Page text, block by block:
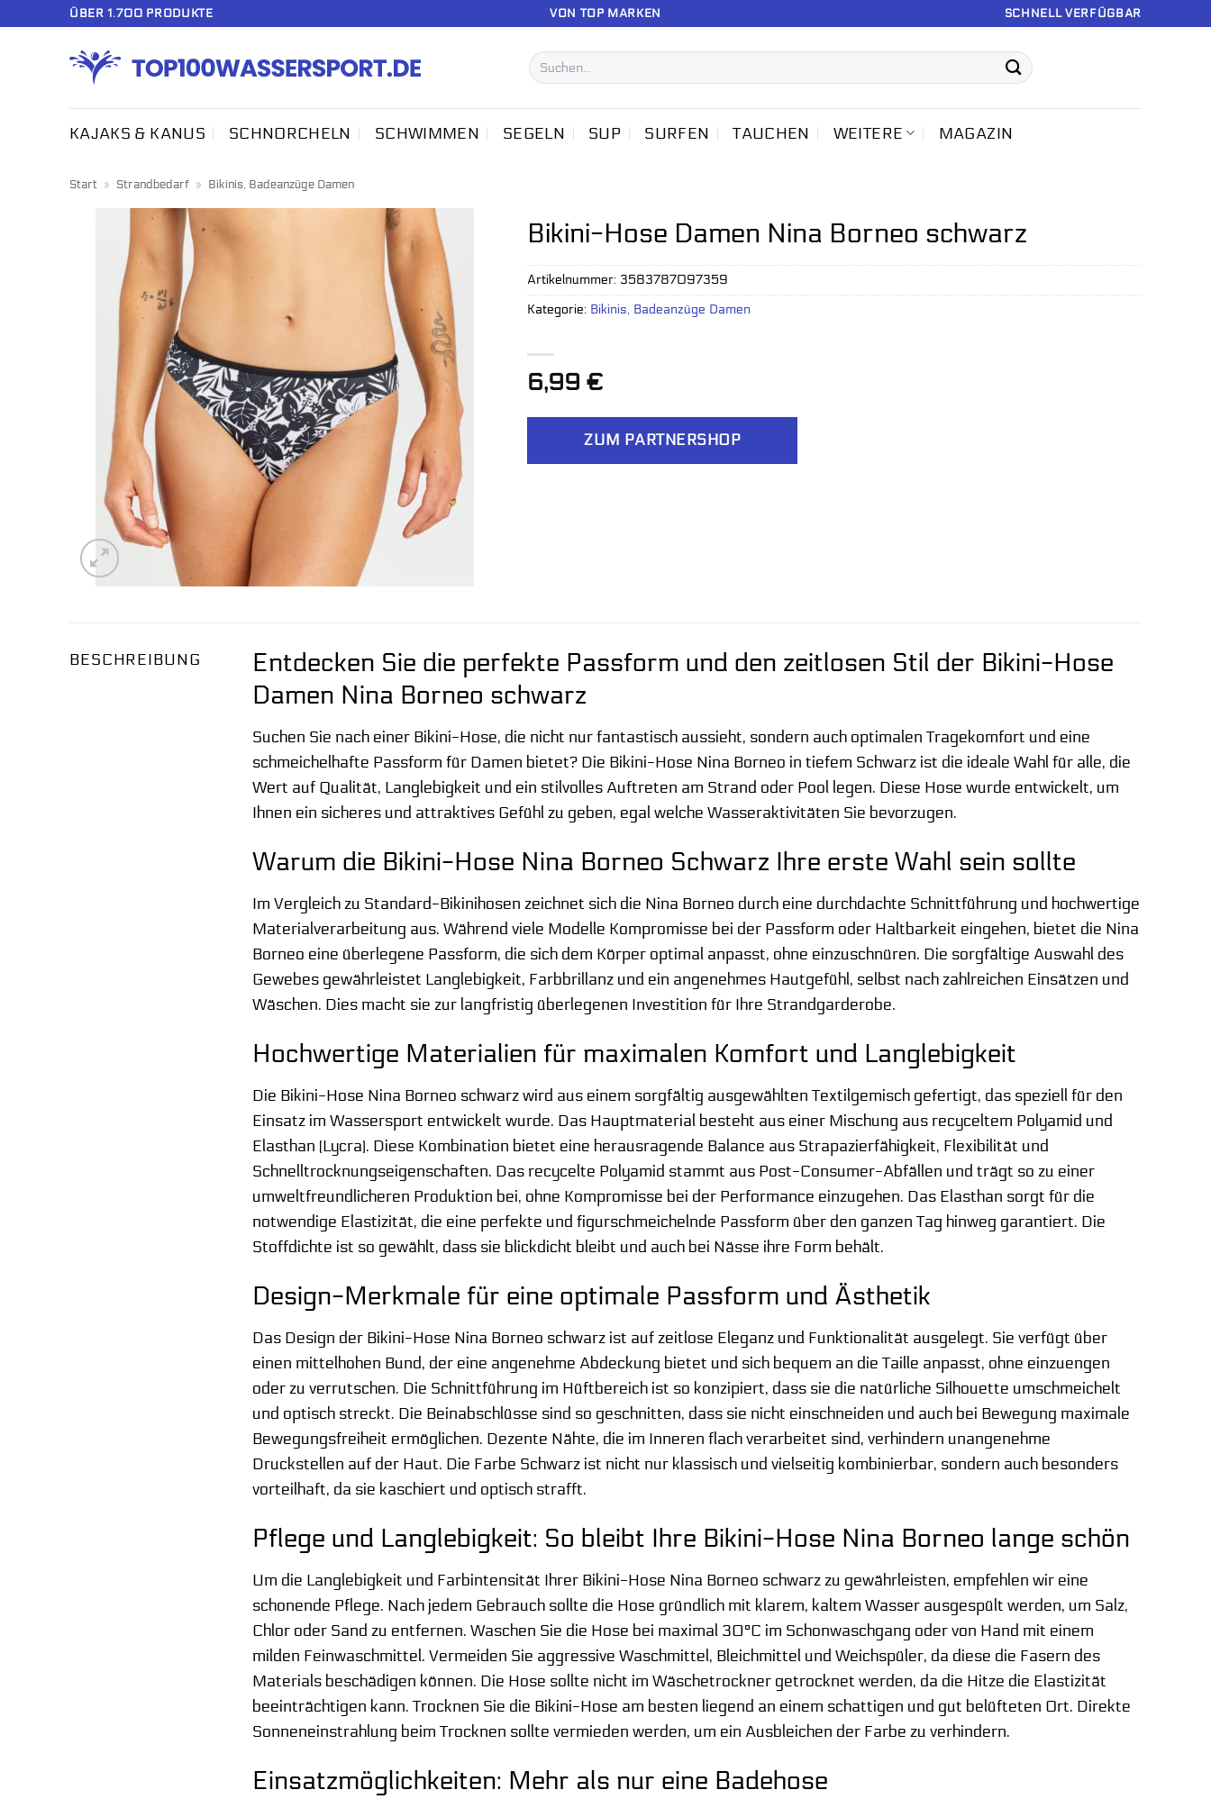
ÜBER 1.700 PRODUKTE VON TOP MARKEN SCHNELL VERFÜGBAR
Suchen
nach:
KAJAKS & KANUS SCHNORCHELN SCHWIMMEN SEGELN SUP SURFEN TAUCHEN WEITERE MAGAZIN
Start » Strandbedarf » Bikinis, Badeanzüge Damen
Bikini-Hose Damen Nina Borneo schwarz
6,99€
ZUM PARTNERSHOP
Artikelnummer: 3583787097359
Kategorie: Bikinis, Badeanzüge Damen
BESCHREIBUNG
Entdecken Sie die perfekte Passform und den zeitlosen Stil der Bikini-Hose
Damen Nina Borneo schwarz
Suchen Sie nach einer Bikini-Hose, die nicht nur fantastisch aussieht, sondern auch optimalen Tragekomfort und eine
schmeichelhafte Passform für Damen bietet? Die Bikini-Hose Nina Borneo in tiefem Schwarz ist die ideale Wahl für alle, die
Wert auf Qualität, Langlebigkeit und ein stilvolles Auftreten am Strand oder Pool legen. Diese Hose wurde entwickelt, um
Ihnen ein sicheres und attraktives Gefühl zu geben, egal welche Wasseraktivitäten Sie bevorzugen.
Warum die Bikini-Hose Nina Borneo Schwarz Ihre erste Wahl sein sollte
Im Vergleich zu Standard-Bikinihosen zeichnet sich die Nina Borneo durch eine durchdachte Schnittführung und hochwertige
Materialverarbeitung aus. Während viele Modelle Kompromisse bei der Passform oder Haltbarkeit eingehen, bietet die Nina
Borneo eine überlegene Passform, die sich dem Körper optimal anpasst, ohne einzuschnüren. Die sorgfältige Auswahl des
Gewebes gewährleistet Langlebigkeit, Farbbrillanz und ein angenehmes Hautgefühl, selbst nach zahlreichen Einsätzen und
Wäschen. Dies macht sie zur langfristig überlegenen Investition für Ihre Strandgarderobe.
Hochwertige Materialien für maximalen Komfort und Langlebigkeit
Die Bikini-Hose Nina Borneo schwarz wird aus einem sorgfältig ausgewählten Textilgemisch gefertigt, das speziell für den
Einsatz im Wassersport entwickelt wurde. Das Hauptmaterial besteht aus einer Mischung aus recyceltem Polyamid und
Elasthan (Lycra). Diese Kombination bietet eine herausragende Balance aus Strapazierfähigkeit, Flexibilität und
Schnelltrocknungseigenschaften. Das recycelte Polyamid stammt aus Post-Consumer-Abfällen und trägt so zu einer
umweltfreundlicheren Produktion bei, ohne Kompromisse bei der Performance einzugehen. Das Elasthan sorgt für die
notwendige Elastizität, die eine perfekte und figurschmeichelnde Passform über den ganzen Tag hinweg garantiert. Die
Stoffdichte ist so gewählt, dass sie blickdicht bleibt und auch bei Nässe ihre Form behält.
Design-Merkmale für eine optimale Passform und Ästhetik
Das Design der Bikini-Hose Nina Borneo schwarz ist auf zeitlose Eleganz und Funktionalität ausgelegt. Sie verfügt über
einen mittelhohen Bund, der eine angenehme Abdeckung bietet und sich bequem an die Taille anpasst, ohne einzuengen
oder zu verrutschen. Die Schnittführung im Hüftbereich ist so konzipiert, dass sie die natürliche Silhouette umschmeichelt
und optisch streckt. Die Beinabschlüsse sind so geschnitten, dass sie nicht einschneiden und auch bei Bewegung maximale
Bewegungsfreiheit ermöglichen. Dezente Nähte, die im Inneren flach verarbeitet sind, verhindern unangenehme
Druckstellen auf der Haut. Die Farbe Schwarz ist nicht nur klassisch und vielseitig kombinierbar, sondern auch besonders
vorteilhaft, da sie kaschiert und optisch strafft.
Pflege und Langlebigkeit: So bleibt Ihre Bikini-Hose Nina Borneo lange schön
Um die Langlebigkeit und Farbintensität Ihrer Bikini-Hose Nina Borneo schwarz zu gewährleisten, empfehlen wir eine
schonende Pflege. Nach jedem Gebrauch sollte die Hose gründlich mit klarem, kaltem Wasser ausgespült werden, um Salz,
Chlor oder Sand zu entfernen. Waschen Sie die Hose bei maximal 30°C im Schonwaschgang oder von Hand mit einem
milden Feinwaschmittel. Vermeiden Sie aggressive Waschmittel, Bleichmittel und Weichspüler, da diese die Fasern des
Materials beschädigen können. Die Hose sollte nicht im Wäschetrockner getrocknet werden, da die Hitze die Elastizität
beeinträchtigen kann. Trocknen Sie die Bikini-Hose am besten liegend an einem schattigen und gut belüfteten Ort. Direkte
Sonneneinstrahlung beim Trocknen sollte vermieden werden, um ein Ausbleichen der Farbe zu verhindern.
Einsatzmöglichkeiten: Mehr als nur eine Badehose